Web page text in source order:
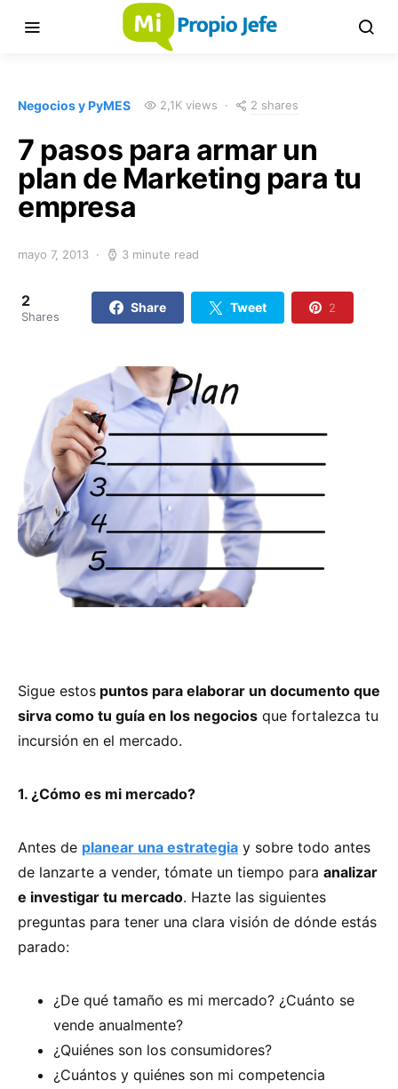
Negocios y PyMES 2,1K views 2 shares
7 pasos para armar un
plan de Marketing para tu
empresa
mayo 7, 2013 3 minute read
2
Shares
Share Tweet 2
Sigue estos puntos para elaborar un documento que
sirva como tu guía en los negocios que fortalezca tu
incursión en el mercado.
1. ¿Cómo es mi mercado?
Antes de planear una estrategia y sobre todo antes
de lanzarte a vender, tómate un tiempo para analizar
e investigar tu mercado. Hazte las siguientes
preguntas para tener una clara visión de dónde estás
parado:
¿De qué tamaño es mi mercado? ¿Cuánto se
vende anualmente?
¿Quiénes son los consumidores?
¿Cuántos y quiénes son mi competencia